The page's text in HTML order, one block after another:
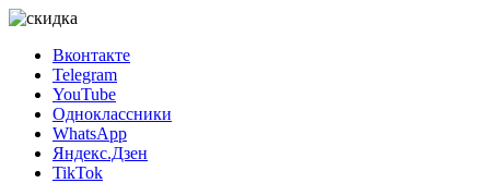
Вконтакте
Telegram
YouTube
Одноклассники
WhatsApp
Яндекс.Дзен
TikTok